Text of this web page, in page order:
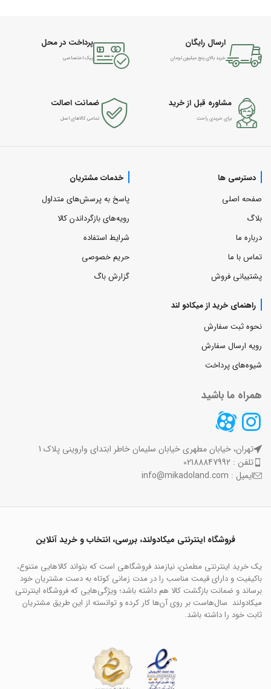
ارسال رایگان
خرید بالای پنج میلیون تومان
پرداخت در محل
پیک اختصاصی
مشاوره قبل از خرید
برای خریدی راحت
ضمانت اصالت
تمامی کالاهای اصل
دسترسی ها
صفحه اصلی
بلاگ
درباره ما
تماس با ما
پشتیبانی فروش
خدمات مشتریان
پاسخ به پرسش‌های متداول
رویه‌های بازگرداندن کالا
شرایط استفاده
حریم خصوصی
گزارش باگ
راهنمای خرید از میکادو لند
نحوه ثبت سفارش
رویه ارسال سفارش
شیوه‌های پرداخت
همراه ما باشید
تهران، خیابان مطهری خیابان سلیمان خاطر ابتدای واروینی پلاک 1
تلفن : 02188847992
ایمیل : info@mikadoland.com
فروشگاه اینترنتی میکادولند، بررسی، انتخاب و خرید آنلاین
یک خرید اینترنتی مطمئن، نیازمند فروشگاهی است که بتواند کالاهایی متنوع،
باکیفیت و دارای قیمت مناسب را در مدت زمانی کوتاه به دست مشتریان خود
برساند و ضمانت بازگشت کالا هم داشته باشد؛ ویژگی‌هایی که فروشگاه اینترنتی
میکادولند سال‌هاست بر روی آن‌ها کار کرده و توانسته از این طریق مشتریان
ثابت خود را داشته باشد.